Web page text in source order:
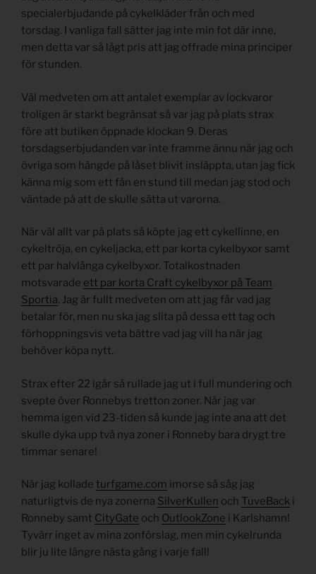
specialerbjudande på cykelkläder från och med
torsdag. I vanliga fall sätter jag inte min fot där inne,
men detta var så lågt pris att jag offrade mina principer
för stunden.
Väl medveten om att antalet exemplar av lockvaror
troligen är starkt begränsat så var jag på plats strax
före att butiken öppnade klockan 9. Deras
torsdagserbjudanden var inte framme ännu när jag och
övriga som hängde på låset blivit insläppta, utan jag fick
känna mig som ett fån en stund till medan jag stod och
väntade på att de skulle sätta ut varorna.
När väl allt var på plats så köpte jag ett cykellinne, en
cykeltröja, en cykeljacka, ett par korta cykelbyxor samt
ett par halvlånga cykelbyxor. Totalkostnaden
motsvarade ett par korta Craft cykelbyxor på Team
Sportia. Jag är fullt medveten om att jag får vad jag
betalar för, men nu ska jag slita på dessa ett tag och
förhoppningsvis veta bättre vad jag vill ha när jag
behöver köpa nytt.
Strax efter 22 igår så rullade jag ut i full mundering och
svepte över Ronnebys tretton zoner. När jag var
hemma igen vid 23-tiden så kunde jag inte ana att det
skulle dyka upp två nya zoner i Ronneby bara drygt tre
timmar senare!
När jag kollade turfgame.com imorse så såg jag
naturligtvis de nya zonerna SilverKullen och TuveBack i
Ronneby samt CityGate och OutlookZone i Karlshamn!
Tyvärr inget av mina zonförslag, men min cykelrunda
blir ju lite längre nästa gång i varje fall!